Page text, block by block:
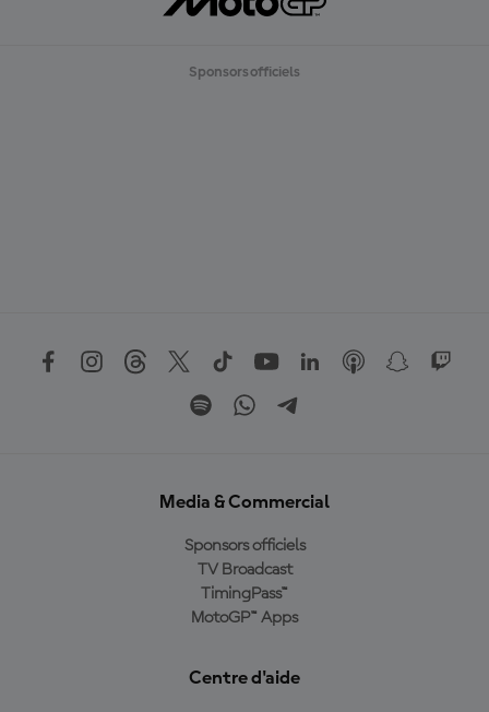
Sponsors officiels
Media & Commercial
Sponsors officiels
TV Broadcast
TimingPass™
MotoGP™ Apps
Centre d'aide